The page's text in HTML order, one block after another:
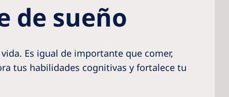
de sueño
Es igual de importante que comer,
tus habilidades cognitivas y fortalece tu